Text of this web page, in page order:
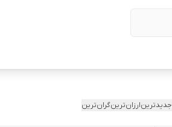
جدیدترینارزان‌ترینگران‌ترین